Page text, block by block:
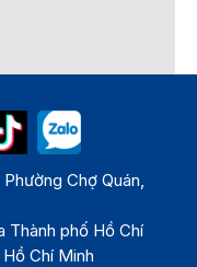
Chợ Quán,
Thành phố Hồ Chí
Chí Minh